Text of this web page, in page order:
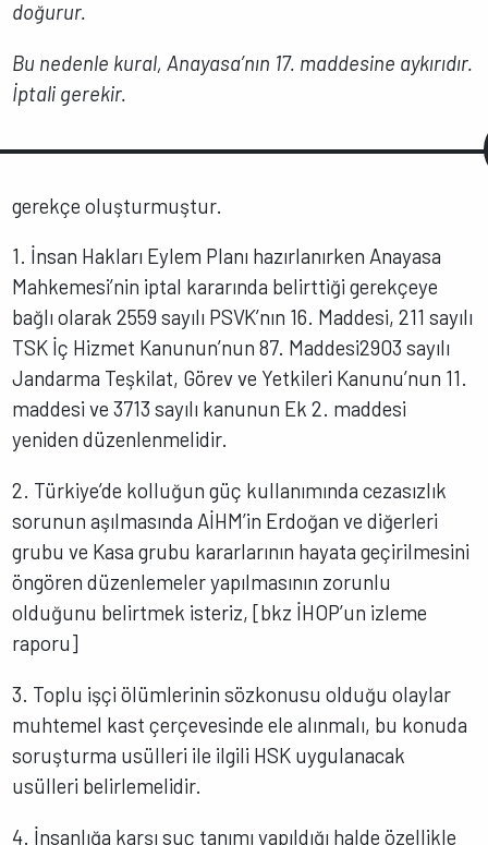
doğurur.
Bu nedenle kural, Anayasa’nın 17. maddesine aykırıdır.
İptali gerekir.
gerekçe oluşturmuştur.
1. İnsan Hakları Eylem Planı hazırlanırken Anayasa
Mahkemesi’nin iptal kararında belirttiği gerekçeye
bağlı olarak 2559 sayılı PSVK’nın 16. Maddesi, 211 sayılı
TSK İç Hizmet Kanunun’nun 87. Maddesi2903 sayılı
Jandarma Teşkilat, Görev ve Yetkileri Kanunu’nun 11.
maddesi ve 3713 sayılı kanunun Ek 2. maddesi
yeniden düzenlenmelidir.
2. Türkiye’de kolluğun güç kullanımında cezasızlık
sorunun aşılmasında AİHM’in Erdoğan ve diğerleri
grubu ve Kasa grubu kararlarının hayata geçirilmesini
öngören düzenlemeler yapılmasının zorunlu
olduğunu belirtmek isteriz, [bkz İHOP’un izleme
raporu]
3. Toplu işçi ölümlerinin sözkonusu olduğu olaylar
muhtemel kast çerçevesinde ele alınmalı, bu konuda
soruşturma usülleri ile ilgili HSK uygulanacak
usülleri belirlemelidir.
4. İnsanlığa karşı suç tanımı yapıldığı halde özellikle